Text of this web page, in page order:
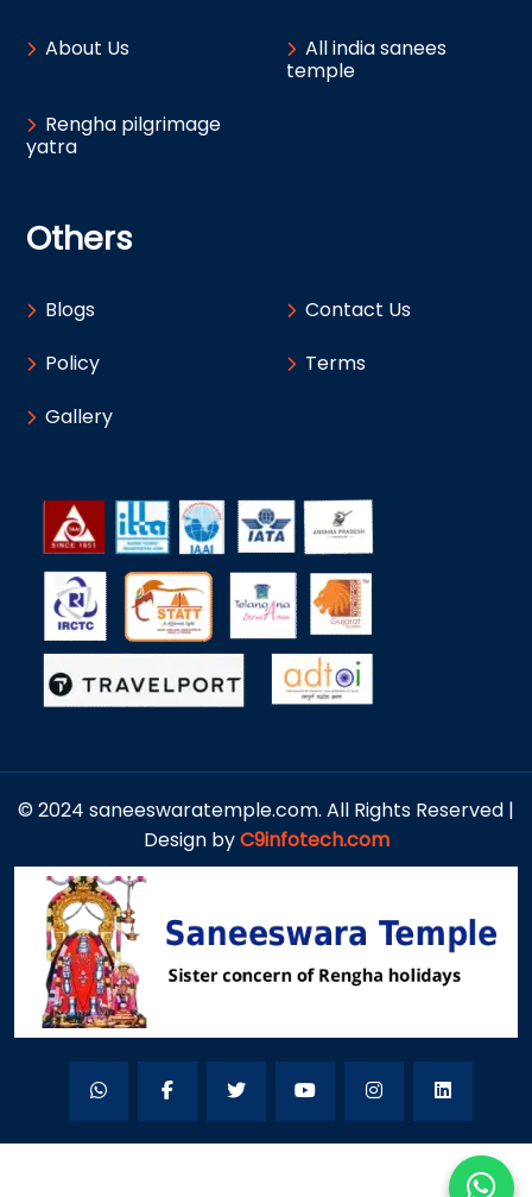
About Us
All india sanees
temple
Rengha pilgrimage
yatra
Others
Blogs
Contact Us
Policy
Terms
Gallery
© 2024 saneeswaratemple.com. All Rights Reserved |
Design byC9infotech.com